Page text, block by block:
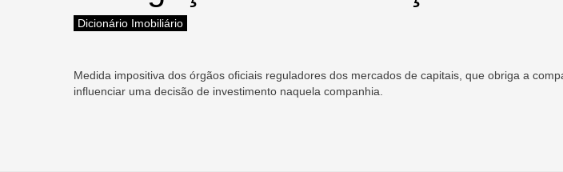
Dicionário Imobiliário
Medida impositiva dos órgãos oficiais reguladores dos mercados de capitais, que obriga a
influenciar uma decisão de investimento naquela companhia.